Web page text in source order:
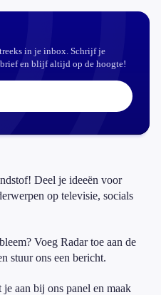
in je inbox. Schrijf je
en blijf altijd op de hoogte!
Deel je ideeën voor
op televisie, socials
Voeg Radar toe aan de
stuur ons een bericht.
aan bij ons panel en maak